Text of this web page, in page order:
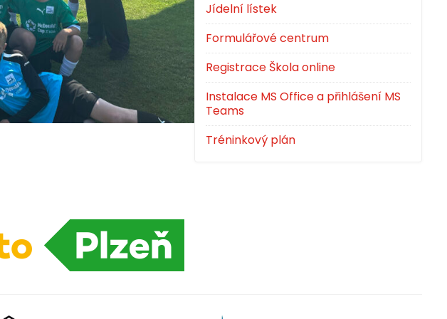
Jídelní lístek
Formulářové centrum
Registrace Škola online
Instalace MS Office a přihlášení MS
Teams
Tréninkový plán